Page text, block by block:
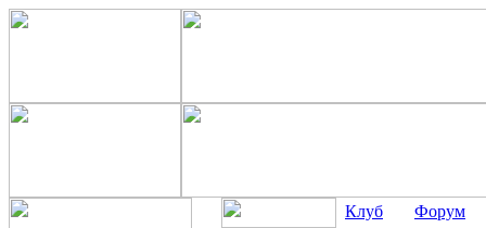
Клуб Форум